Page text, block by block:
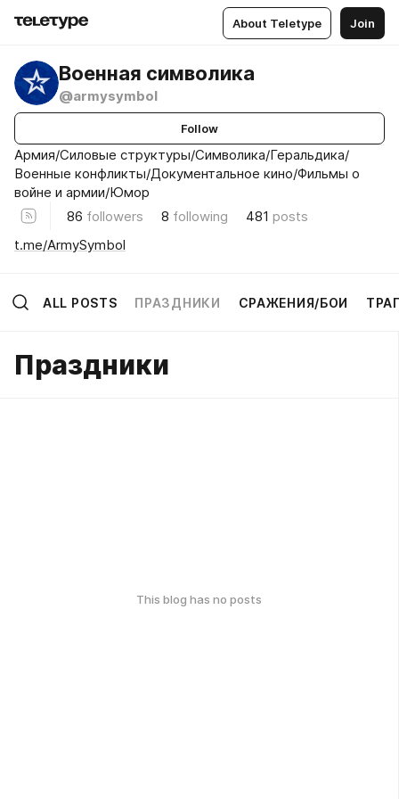
About Teletype Join
Военная символика
@armysymbol
Follow
Армия/Силовые структуры/Символика/Геральдика/
Военные конфликты/Документальное кино/Фильмы о
войне и армии/Юмор
86 followers 8 following 481 posts
t.me/ArmySymbol
ALL POSTS ПРАЗДНИКИ СРАЖЕНИЯ/БОИ
Праздники
This blog has no posts